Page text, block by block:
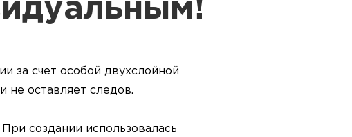
за счет особой двухслойной
не оставляет следов.
создании использовалась